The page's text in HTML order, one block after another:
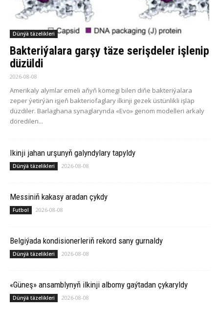
Dünýä täzelikleri
Bakteriýalara garşy täze serişdeler işlenip
düzüldi
2026-08-08
Amerikaly alymlar emeli aňyň kömegi bilen diňe bakteriýalara
zeper ýetirýän işjeň bakteriofaglary ilkinji gezek üstünlikli işläp
düzdiler. Barlaghana synaglarynda «Evo» genom modelleri arkaly
döredilen...
Ikinji jahan urşunyň galyndylary tapyldy
Dünýä täzelikleri 2026-08-08
Messiniň kakasy aradan çykdy
Futbol 2026-08-08
Belgiýada kondisionerleriň rekord sany gurnaldy
Dünýä täzelikleri 2026-08-08
«Güneş» ansamblynyň ilkinji albomy gaýtadan çykaryldy
Dünýä täzelikleri 2026-08-08